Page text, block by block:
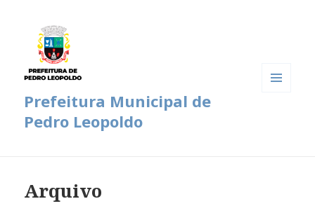
Prefeitura Municipal de
Pedro Leopoldo
Arquivo